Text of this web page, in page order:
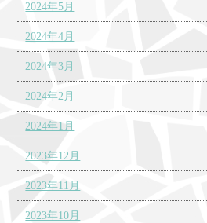
2024年5月
2024年4月
2024年3月
2024年2月
2024年1月
2023年12月
2023年11月
2023年10月